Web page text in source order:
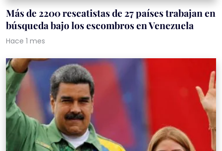
Más de 2200 rescatistas de 27 países trabajan en
búsqueda bajo los escombros en Venezuela
Hace 1 mes